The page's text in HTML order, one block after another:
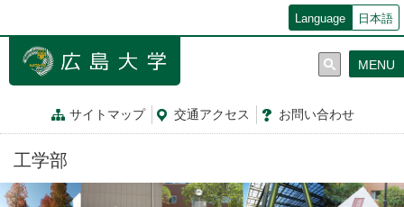
ン
動
Language 日本語
サイトマップ 交通アクセス お問い合わせ
MENU
工学部